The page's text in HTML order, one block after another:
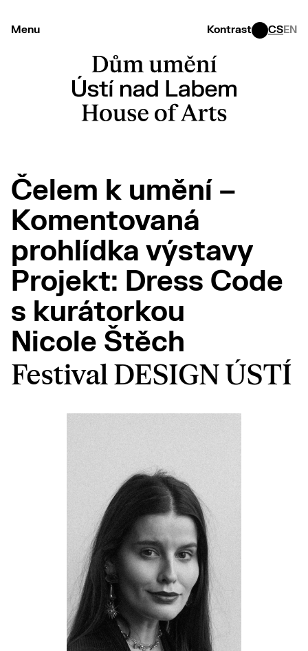
Menu Kontrast CSEN
Čelem k umění –
Komentovaná
prohlídka výstavy
Projekt: Dress Code
s kurátorkou
Nicole Štěch
Festival DESIGN ÚSTÍ